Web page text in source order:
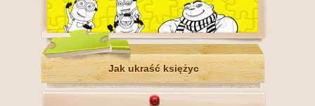
Jak ukraść księżyc